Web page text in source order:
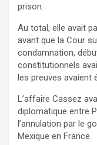
prison.
Au total, elle avait
avant que la Cour
condamnation,
constitutionnels
les preuves avaient
L’affaire Cassez
diplomatique entre
l’annulation par le
Mexique en France.